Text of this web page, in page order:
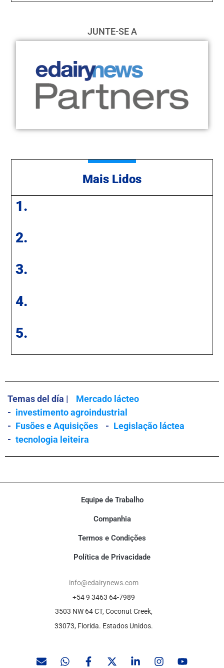
JUNTE-SE A
Mais Lidos
1.
2.
3.
4.
5.
Temas del día |
Mercado lácteo
- investimento agroindustrial
- Fusões e Aquisições - Legislação láctea
- tecnologia leiteira
Equipe de Trabalho
Companhia
Termos e Condições
Política de Privacidade
info@edairynews.com
+54 9 3463 64-7989
3503 NW 64 CT, Coconut Creek,
33073, Florida. Estados Unidos.